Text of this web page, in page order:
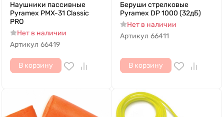
Наушники пассивные
Pyramex PMX-31 Classic
PRO
Нет в наличии
Артикул 66419
В корзину
Беруши стрелковые
Pyramex DP 1000 (32дБ)
Нет в наличии
Артикул 66411
В корзину